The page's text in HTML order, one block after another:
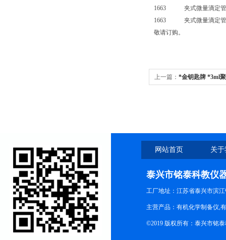
1663 夹式微量滴定
1663 夹式微量滴定
敬请订购。
上一篇： *金钥匙牌 *3ml
网站首页 关
泰兴市铭泰科教仪
工厂地址：江苏省泰兴市滨
主营产品：有机化学制备仪,
©2019 版权所有：泰兴市铭